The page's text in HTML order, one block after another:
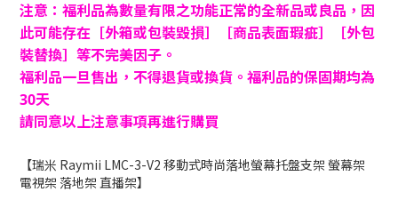
注意：福利品為數量有限之功能正常的全新品或良品，因
此可能存在［外箱或包裝毀損］［商品表面瑕疵］［外包
裝替換］等不完美因子。
福利品一旦售出，不得退貨或換貨。福利品的保固期均為
30天
請同意以上注意事項再進行購買
【瑞米 Raymii LMC-3-V2 移動式時尚落地螢幕托盤支架 螢幕架
電視架 落地架 直播架】